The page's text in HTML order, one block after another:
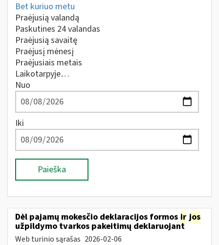
Bet kuriuo metu
Praėjusią valandą
Paskutines 24 valandas
Praėjusią savaitę
Praėjusį mėnesį
Praėjusiais metais
Laikotarpyje…
Nuo
Iki
Paieška
Dėl pajamų mokesčio deklaracijos formos ir jos
užpildymo tvarkos pakeitimų deklaruojant
Web turinio sąrašas 2026-02-06